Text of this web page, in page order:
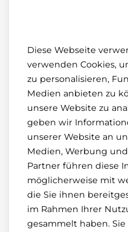
Diese Webseite
verwenden Cookies,
zu personalisieren,
Medien anbieten zu
unsere Website zu
geben wir
unserer Website an
Medien, Werbung
Partner führen diese
möglicherweise mit
die Sie ihnen
im Rahmen Ihrer
gesammelt haben.